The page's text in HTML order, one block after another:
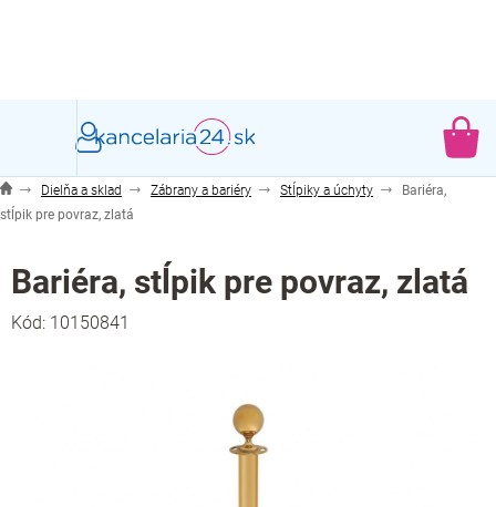
Dielňa a sklad Zábrany a bariéry Stĺpiky a úchyty
Bariéra,
stĺpik pre povraz, zlatá
Bariéra, stĺpik pre povraz, zlatá
Kód: 10150841